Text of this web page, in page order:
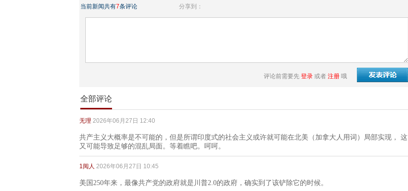
当前新闻共有7条评论 分享到：
评论前需要先 登录 或者 注册 哦
全部评论
无理 2026年06月27日 12:40
共产主义大概率是不可能的，但是所谓印度式的社会主义或许就可能在北美（加拿大人用词）局部实现， 这
又可能导致足够的混乱局面。等着瞧吧。呵呵。
1阅人 2026年06月27日 10:45
美国250年来，最像共产党的政府就是川普2.0的政府，确实到了该铲除它的时候。